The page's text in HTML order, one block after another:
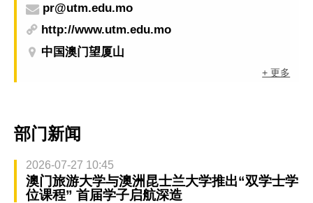
pr@utm.edu.mo
http://www.utm.edu.mo
中国澳门望厦山
+ 更多
部门新闻
2026-07-27 10:45
澳门旅游大学与澳洲昆士兰大学推出“双学士学
位课程” 首届学子启航深造